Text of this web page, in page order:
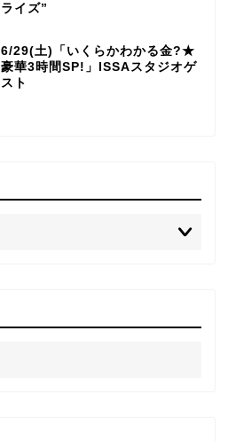
ライズ”
6/29(土)「いくらかわかる金?★
豪華3時間SP!」ISSAスタジオゲ
スト